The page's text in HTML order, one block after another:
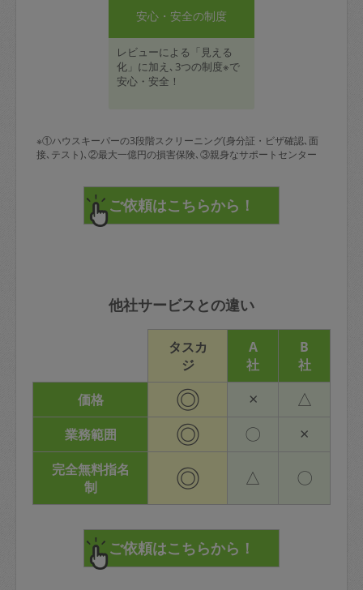
安心・安全の制度
レビューによる「見える
化」に加え､3つの制度※で
安心・安全！
※①ハウスキーパーの3段階スクリーニング(身分証・ビザ確認､面
接､テスト)､②最大一億円の損害保険､③親身なサポートセンター
他社サービスとの違い
タスカ
ジ
A
社
B
社
価格
◎ × △
業務範囲 ◎ 〇 ×
完全無料指名
制
◎ △ 〇